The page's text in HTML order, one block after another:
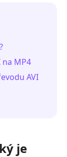
na MP4
AVI
je